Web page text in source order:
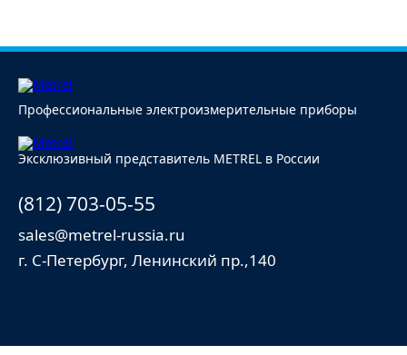
Профессиональные электроизмерительные приборы
Эксклюзивный представитель METREL в России
(812) 703-05-55
sales@metrel-russia.ru
г. С-Петербург, Ленинский пр.,140